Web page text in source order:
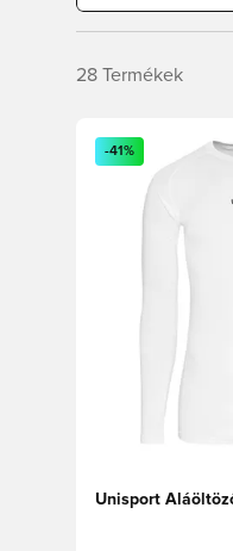
28 Termékek
Megnyit egy
-41%
Unisport